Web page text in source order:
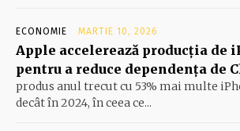
ECONOMIE MARTIE 10, 2026
Apple accelerează producția de
pentru a reduce dependența de
produs anul trecut cu 53% mai multe
decât în 2024, în ceea ce...